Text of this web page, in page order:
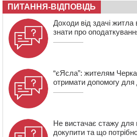
07:29 По 5 тисяч гривень на
оформити “Пакунок школяра”
ПИТАННЯ-ВІДПОВІДЬ
Доходи від здачі
знати про
“єЯсла”: жителям
отримати допомогу
Не вистачає стажу для
докупити та що